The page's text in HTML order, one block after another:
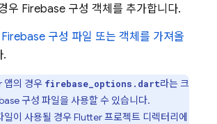
우 Firebase 구성 객체를 추가합니다.
구성 파일 또는 객체를 가져올
.
의 경우 firebase_options.dart라는 크
구성 파일을 사용할 수 있습니다.
이 사용될 경우 Flutter 프로젝트 디렉터리에